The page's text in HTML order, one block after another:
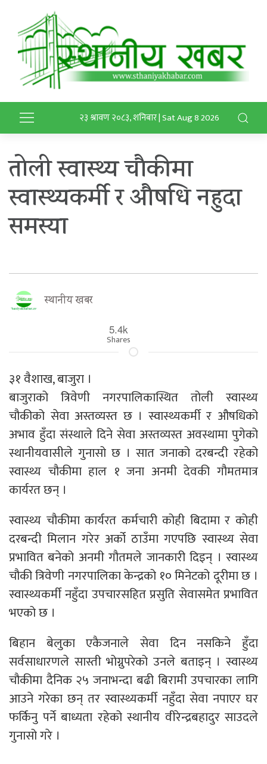
२३ श्रावण २०८३, शनिबार | Sat Aug 8 2026
तोली स्वास्थ्य चौकीमा
स्वास्थ्यकर्मी र औषधि नहुदा
समस्या
स्थानीय खबर
5.4k
Shares
३१ वैशाख, बाजुरा ।
बाजुराको त्रिवेणी नगरपालिकास्थित तोली स्वास्थ्य
चौकीको सेवा अस्तव्यस्त छ । स्वास्थ्यकर्मी र औषधिको
अभाव हुँदा संस्थाले दिने सेवा अस्तव्यस्त अवस्थामा पुगेको
स्थानीयवासीले गुनासो छ । सात जनाको दरबन्दी रहेको
स्वास्थ्य चौकीमा हाल १ जना अनमी देवकी गौमतमात्र
कार्यरत छन् ।
स्वास्थ्य चौकीमा कार्यरत कर्मचारी कोही बिदामा र कोही
दरबन्दी मिलान गरेर अर्को ठाउँमा गएपछि स्वास्थ्य सेवा
प्रभावित बनेको अनमी गौतमले जानकारी दिइन् । स्वास्थ्य
चौकी त्रिवेणी नगरपालिका केन्द्रको १० मिनेटको दूरीमा छ ।
स्वास्थ्यकर्मी नहुँदा उपचारसहित प्रसुति सेवासमेत प्रभावित
भएको छ ।
बिहान बेलुका एकैजनाले सेवा दिन नसकिने हुँदा
सर्वसाधारणले सास्ती भोग्नुपरेको उनले बताइन् । स्वास्थ्य
चौकीमा दैनिक २५ जनाभन्दा बढी बिरामी उपचारका लागि
आउने गरेका छन् तर स्वास्थ्यकर्मी नहुँदा सेवा नपाएर घर
फर्किनु पर्ने बाध्यता रहेको स्थानीय वीरेन्द्रबहादुर साउदले
गुनासो गरे ।